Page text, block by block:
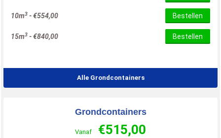
10m3 -€554,00 Bestellen
15m3 -€840,00 Bestellen
Alle Grondcontainers
Grondcontainers
Vanaf €515,00